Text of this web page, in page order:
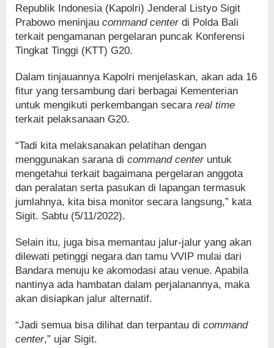
Republik Indonesia (Kapolri) Jenderal Listyo Sigit
Prabowo meninjau command centerdi Polda Bali
terkait pengamanan pergelaran puncak Konferensi
Tingkat Tinggi (KTT) G20.
Dalam tinjauannya Kapolri menjelaskan, akan ada 16
fitur yang tersambung dari berbagai Kementerian
untuk mengikuti perkembangan secara real time
terkait pelaksanaan G20.
“Tadi kita melaksanakan pelatihan dengan
menggunakan sarana di command centeruntuk
mengetahui terkait bagaimana pergelaran anggota
dan peralatan serta pasukan di lapangan termasuk
jumlahnya, kita bisa monitor secara langsung,” kata
Sigit. Sabtu (5/11/2022).
Selain itu, juga bisa memantau jalur-jalur yang akan
dilewati petinggi negara dan tamu VVIP mulai dari
Bandara menuju ke akomodasi atau venue. Apabila
nantinya ada hambatan dalam perjalanannya, maka
akan disiapkan jalur alternatif.
“Jadi semua bisa dilihat dan terpantau di command
center,” ujar Sigit.